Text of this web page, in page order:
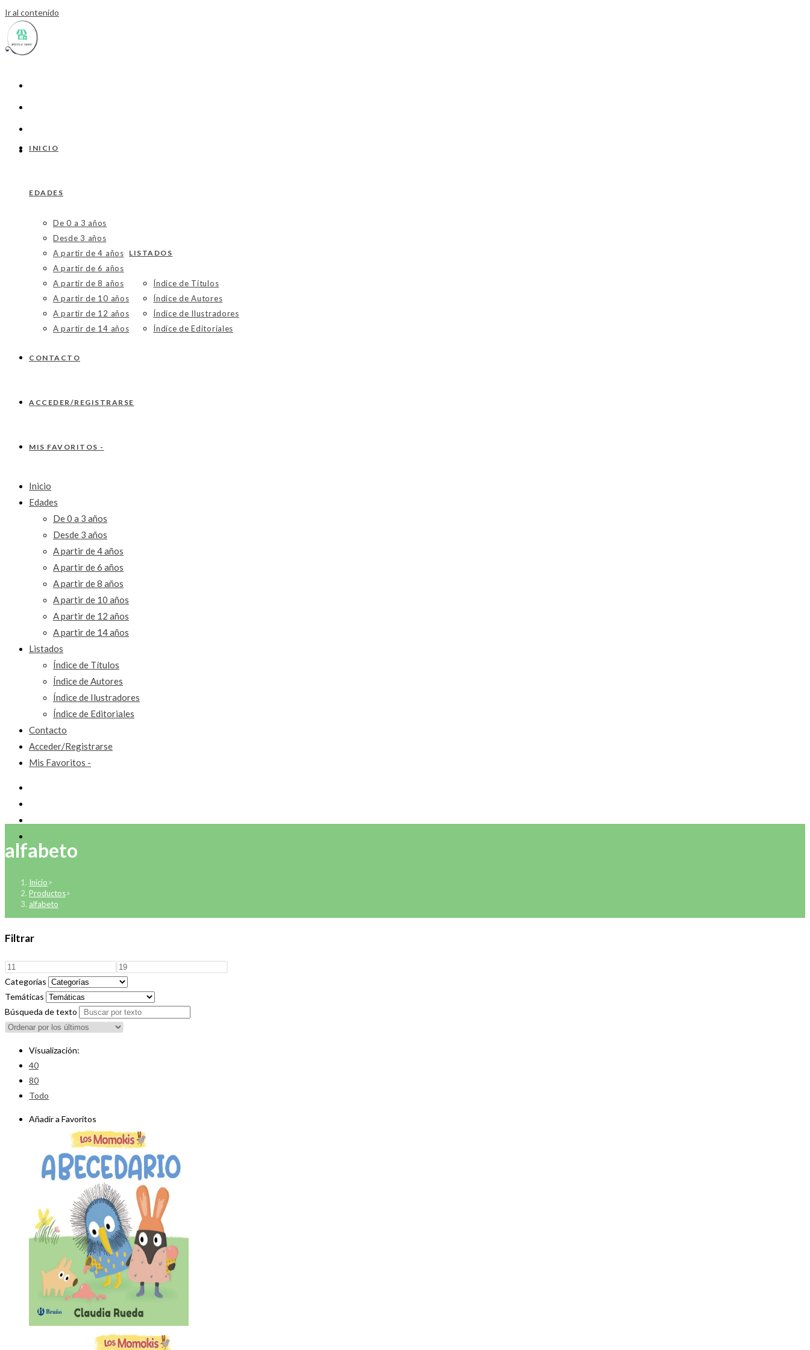
Ir al contenido
INICIO
EDADES
De 0 a 3 años
Desde 3 años
A partir de 4 años
A partir de 6 años
A partir de 8 años
A partir de 10 años
A partir de 12 años
A partir de 14 años
LISTADOS
Índice de Títulos
Índice de Autores
Índice de Ilustradores
Índice de Editoriales
CONTACTO
ACCEDER/REGISTRARSE
MIS FAVORITOS -
Inicio
Edades
De 0 a 3 años
Desde 3 años
A partir de 4 años
A partir de 6 años
A partir de 8 años
A partir de 10 años
A partir de 12 años
A partir de 14 años
Listados
Índice de Títulos
Índice de Autores
Índice de Ilustradores
Índice de Editoriales
Contacto
Acceder/Registrarse
Mis Favoritos -
alfabeto
Inicio>
Productos>
alfabeto
Filtrar
Categorías
Temáticas
Búsqueda de texto
Visualización:
40
80
Todo
Añadir a Favoritos